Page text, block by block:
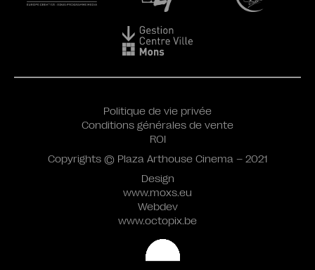
Design
www.moxs.eu
Webdev
www.octopix.be
Politique de vie privée
Conditions générales de vente
ROI
Copyrights © Plaza Arthouse Cinema – 2021